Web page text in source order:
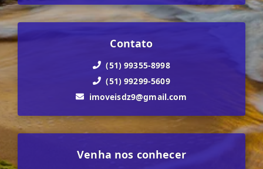
Contato
(51) 99355-8998
(51) 99299-5609
imoveisdz9@gmail.com
Venha nos conhecer